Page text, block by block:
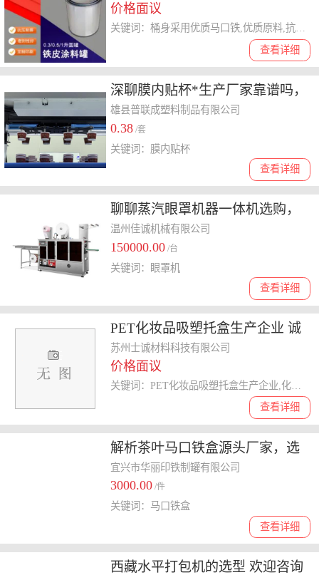
料桶马口铁材料
价格面议
查看详细
关键词：桶身采用优质马口铁,优质原料,抗腐蚀性好,加厚金属材质,防漏性好,桶壁光滑有光泽,密封性好,盖子牢固
深聊膜内贴杯*生产厂家靠谱吗，
为你提供选择指南
雄县普联成塑料制品有限公司
0.38 /套
查看详细
关键词：膜内贴杯
聊聊蒸汽眼罩机器一体机选购，
哪个品牌性价比高？
温州佳诚机械有限公司
150000.00 /台
查看详细
关键词：眼罩机
PET化妆品吸塑托盒生产企业 诚
信经营 苏州士诚材料科技供应
苏州士诚材料科技有限公司
价格面议
查看详细
解析茶叶马口铁盒源头厂家，选
购时这些要点你要知道
宜兴市华丽印铁制罐有限公司
3000.00 /件
查看详细
关键词：马口铁盒
西藏水平打包机的选型 欢迎咨询